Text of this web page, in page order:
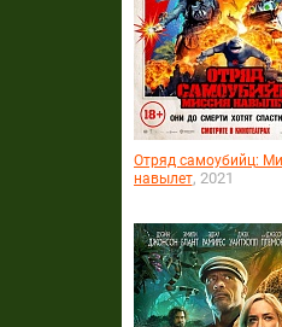
Отряд самоубийц:
навылет, 2021